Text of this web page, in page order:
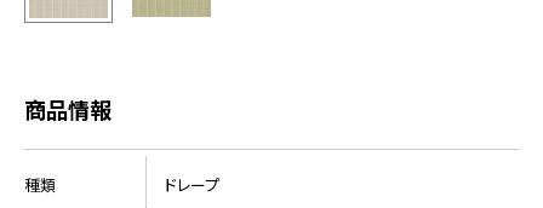
商品情報
種類 ドレープ